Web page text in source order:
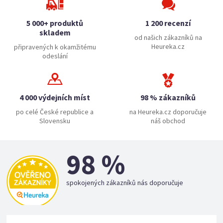
5 000+ produktů
skladem
připravených k okamžitému
odeslání
1 200 recenzí
od našich zákazníků na
Heureka.cz
4 000 výdejních míst
po celé České republice a
Slovensku
98 % zákazníků
na Heureka.cz doporučuje
náš obchod
98 %
spokojených zákazníků nás doporučuje